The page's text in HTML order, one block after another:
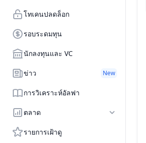
โทเคนปลดล็อก
รอบระดมทุน
นักลงทุนและ VC
ข่าว New
การวิเคราะห์อัลฟา
ตลาด
รายการเฝ้าดู